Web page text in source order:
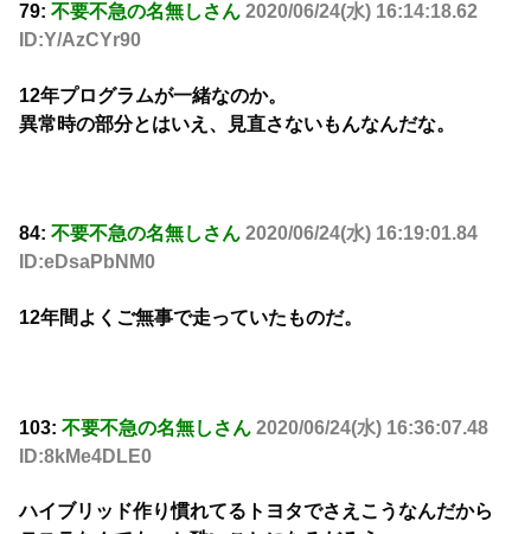
79: 不要不急の名無しさん 2020/06/24(水) 16:14:18.62
ID:Y/AzCYr90
12年プログラムが一緒なのか。
異常時の部分とはいえ、見直さないもんなんだな。
84: 不要不急の名無しさん 2020/06/24(水) 16:19:01.84
ID:eDsaPbNM0
12年間よくご無事で走っていたものだ。
103: 不要不急の名無しさん 2020/06/24(水) 16:36:07.48
ID:8kMe4DLE0
ハイブリッド作り慣れてるトヨタでさえこうなんだから